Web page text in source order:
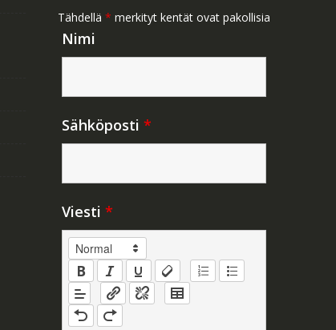
Tähdellä * merkityt kentät ovat pakollisia
Nimi
Sähköposti *
Viesti *